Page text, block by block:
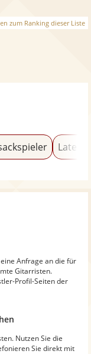
zum Ranking dieser Liste
Anfrage an die für
Gitarristen.
Profil-Seiten der
Nutzen Sie die
Sie direkt mit